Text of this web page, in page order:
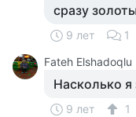
сразу
9 лет 1
Fateh Elshadoqlu
Насколько
9 лет 1